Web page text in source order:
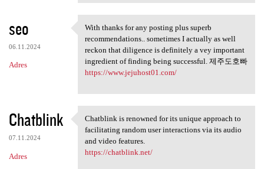
seo
06.11.2024
Adres
With thanks for any posting
With thanks for any posting plus superb
recommendations.. sometimes I actually as well
reckon that diligence is definitely a vey important
ingredient of finding being successful. 제주도호빠
https://www.jejuhost01.com/
Chatblink
07.11.2024
Adres
Chatblink is renowned for its
Chatblink is renowned for its unique approach to
facilitating random user interactions via its audio
and video features.
https://chatblink.net/